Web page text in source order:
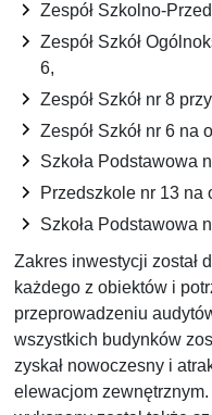
Zespół Szkolno-
Zespół Szkół
6,
Zespół Szkół nr 8
Zespół Szkół nr 6 na
Szkoła Podstawowa
Przedszkole nr 13 na
Szkoła Podstawowa
Zakres inwestycji został
każdego z obiektów i
przeprowadzeniu
wszystkich budynków
zyskał nowoczesny i
elewacjom